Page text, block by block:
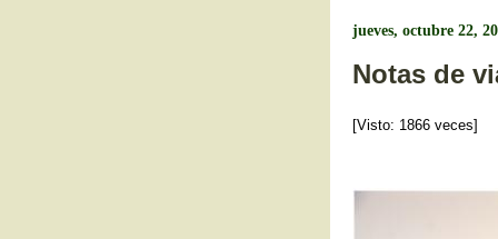
b
o
o
jueves, octubre 22,
Notas de
[Visto: 1866 veces]